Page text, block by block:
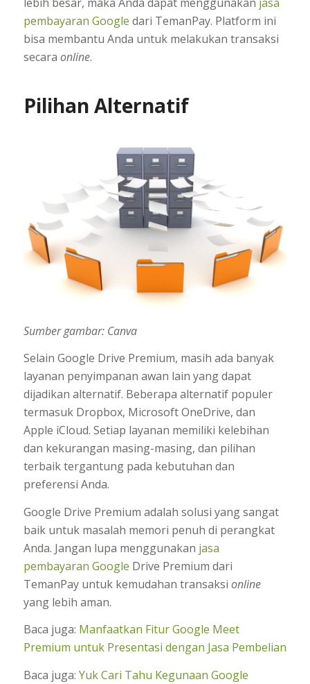
pembayaran Google dari TemanPay. Platform ini
bisa membantu Anda untuk melakukan transaksi
secara online.
Pilihan Alternatif
Sumber gambar: Canva
Selain Google Drive Premium, masih ada banyak
layanan penyimpanan awan lain yang dapat
dijadikan alternatif. Beberapa alternatif populer
termasuk Dropbox, Microsoft OneDrive, dan
Apple iCloud. Setiap layanan memiliki kelebihan
dan kekurangan masing-masing, dan pilihan
terbaik tergantung pada kebutuhan dan
preferensi Anda.
Google Drive Premium adalah solusi yang sangat
baik untuk masalah memori penuh di perangkat
Anda. Jangan lupa menggunakan jasa
pembayaran Google Drive Premium dari
TemanPay untuk kemudahan transaksi online
yang lebih aman.
Baca juga: Manfaatkan Fitur Google Meet
Premium untuk Presentasi dengan Jasa Pembelian
Baca juga: Yuk Cari Tahu Kegunaan Google